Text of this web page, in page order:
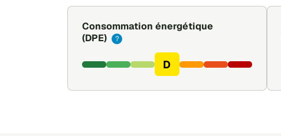
Consommation énergétique
(DPE)
?
D